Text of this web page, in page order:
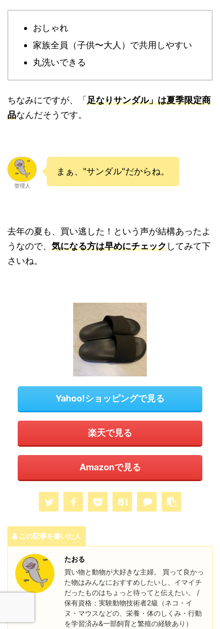
おしゃれ
家族全員（子供〜大人）で共用しやすい
丸洗いできる
ちなみにですが、「 足なりサンダル」は夏季限定商
品なんだそうです。
管理人
まぁ、"サンダル"だからね。
去年の夏も、買い逃した！という声が結構あったよ
うなので、 気になる方は早めにチェックしてみて下
さいね。
Yahoo!ショッピングで見る
楽天で見る
Amazonで見る
この記事を書いた人
たおる
買い物と動物が大好きな主婦。 買って良かっ
た物はみんなにおすすめしたいし、イマイチ
だったものはちょっと待ってと伝えたい。 /
保有資格：実験動物技術者2級（ネコ・イ
ヌ・マウスなどの、栄養・体のしくみ・行動
を学習済み&一部飼育と繁殖の経験あり）